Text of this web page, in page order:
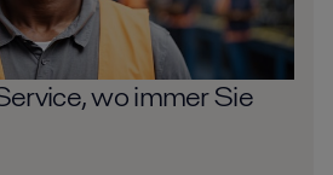
wo immer Sie